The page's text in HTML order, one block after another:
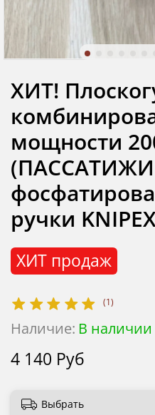
(1)
Наличие: В наличии
ХИТ продаж
ХИТ!
мощности
(ПАССАТИЖИ
ручки
4 140 Руб
Выбрать